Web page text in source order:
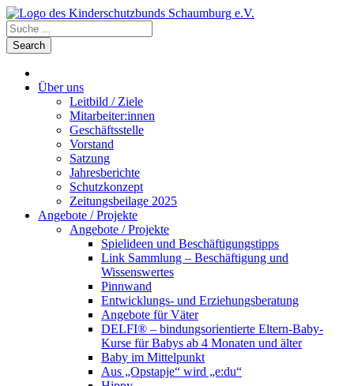
Über uns
Leitbild / Ziele
Mitarbeiter:innen
Geschäftsstelle
Vorstand
Satzung
Jahresberichte
Schutzkonzept
Zeitungsbeilage 2025
Angebote / Projekte
Angebote / Projekte
Spielideen und Beschäftigungstipps
Link Sammlung – Beschäftigung und
Wissenswertes
Pinnwand
Entwicklungs- und Erziehungsberatung
Angebote für Väter
DELFI® – bindungsorientierte Eltern-Baby-
Kurse für Babys ab 4 Monaten und älter
Baby im Mittelpunkt
Aus „Opstapje“ wird „e:du“